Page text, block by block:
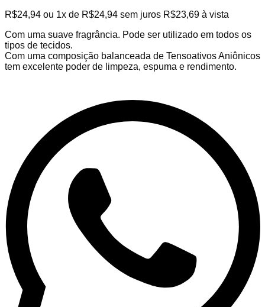
R$24,94 ou 1x de R$24,94 sem juros R$23,69 à vista
Com uma suave fragrância. Pode ser utilizado em todos os
tipos de tecidos.
Com uma composição balanceada de Tensoativos Aniônicos
tem excelente poder de limpeza, espuma e rendimento.